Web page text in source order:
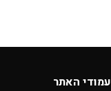
עמודי האתר